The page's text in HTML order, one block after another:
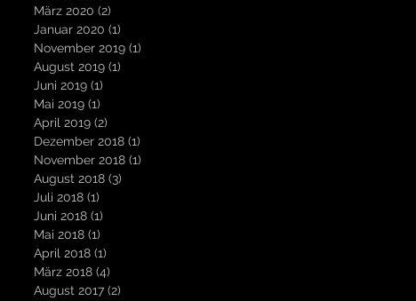
März 2020 (2)
Januar 2020 (1)
November 2019 (1)
August 2019 (1)
Juni 2019 (1)
Mai 2019 (1)
April 2019 (2)
Dezember 2018 (1)
November 2018 (1)
August 2018 (3)
Juli 2018 (1)
Juni 2018 (1)
Mai 2018 (1)
April 2018 (1)
März 2018 (4)
August 2017 (2)